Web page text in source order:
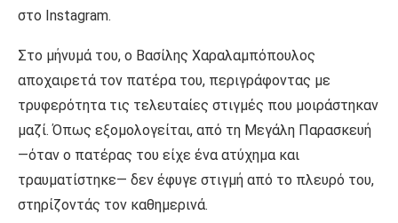
στο Instagram.
Στο μήνυμά του, ο Βασίλης Χαραλαμπόπουλος
αποχαιρετά τον πατέρα του, περιγράφοντας με
τρυφερότητα τις τελευταίες στιγμές που μοιράστηκαν
μαζί. Όπως εξομολογείται, από τη Μεγάλη Παρασκευή
—όταν ο πατέρας του είχε ένα ατύχημα και
τραυματίστηκε— δεν έφυγε στιγμή από το πλευρό του,
στηρίζοντάς τον καθημερινά.